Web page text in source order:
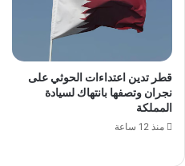
قطر تدين اعتداءات الحوثي على
نجران وتصفها بانتهاك لسيادة
المملكة
منذ 12 ساعة